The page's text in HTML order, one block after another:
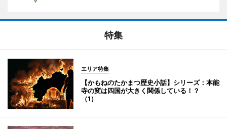
特集
エリア特集
【かもねのたかまつ歴史小話】シリーズ：本能
寺の変は四国が大きく関係している！？
（1）